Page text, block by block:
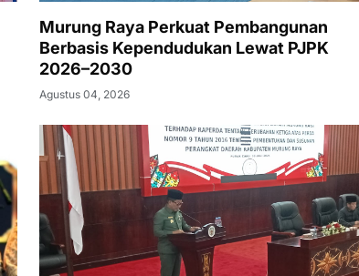
Murung Raya Perkuat Pembangunan
Berbasis Kependudukan Lewat PJPK
2026–2030
Agustus 04, 2026